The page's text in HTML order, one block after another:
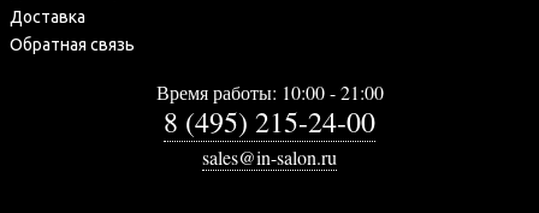
Доставка
Обратная связь
Время работы: 10:00 - 21:00
8 (495) 215-24-00
sales@in-salon.ru